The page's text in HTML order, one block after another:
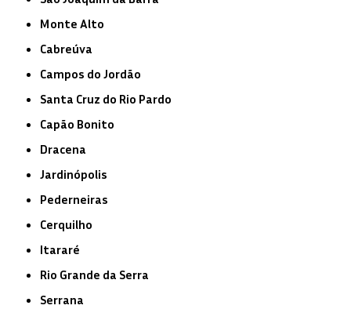
Monte Alto
Cabreúva
Campos do Jordão
Santa Cruz do Rio Pardo
Capão Bonito
Dracena
Jardinópolis
Pederneiras
Cerquilho
Itararé
Rio Grande da Serra
Serrana